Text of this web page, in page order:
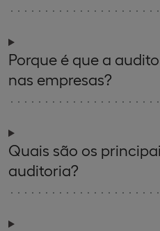
Porque é que a
nas empresas?
Quais são os
auditoria?